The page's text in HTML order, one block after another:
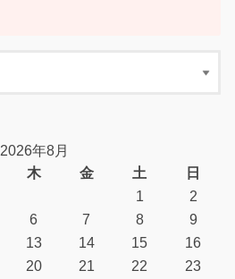
2026年8月
木 金 土
日
1
2
6 7 8
9
13 14 15
16
20 21 22
23